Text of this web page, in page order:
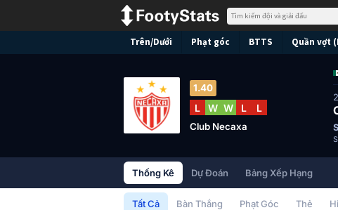
Trên/Dưới Phạt góc BTTS Quần vợt
1.40
L W W L L
Club Necaxa
Thống Kê Dự Đoán Bảng Xếp Hạng
Tất Cả Bàn Thắng Phạt Góc Thẻ